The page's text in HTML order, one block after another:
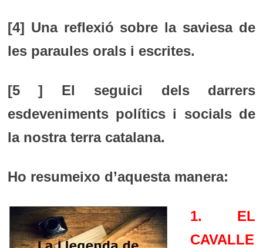
[4] Una reflexió sobre la saviesa de
les paraules orals i escrites.
[5 ] El seguici dels darrers
esdeveniments polítics i socials de
la nostra terra catalana.
Ho resumeixo d’aquesta manera:
1. EL
CAVALLE